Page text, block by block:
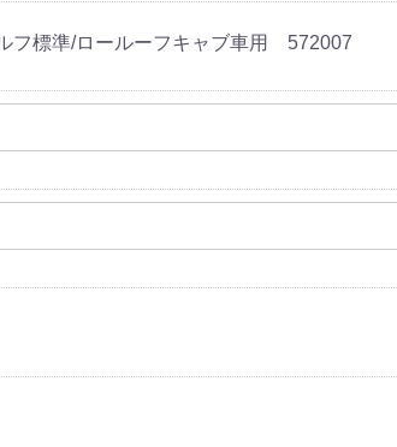
フ標準/ロールーフキャブ車用 572007